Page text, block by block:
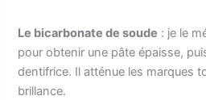
Le bicarbonate de soude : je le
pour obtenir une pâte épaisse,
dentifrice. Il atténue les marques
brillance.